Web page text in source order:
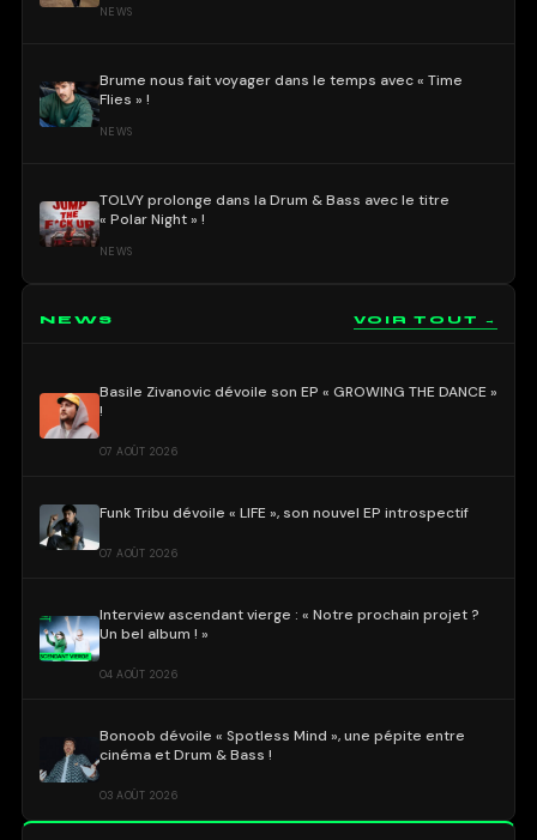
NEWS
Brume nous fait voyager dans le temps avec « Time
Flies » !
NEWS
TOLVY prolonge dans la Drum & Bass avec le titre
« Polar Night » !
NEWS
NEWS VOIR TOUT →
Basile Zivanovic dévoile son EP « GROWING THE DANCE »
!
07 AOÛT 2026
Funk Tribu dévoile « LIFE », son nouvel EP introspectif
07 AOÛT 2026
Interview ascendant vierge : « Notre prochain projet ?
Un bel album ! »
04 AOÛT 2026
Bonoob dévoile « Spotless Mind », une pépite entre
cinéma et Drum & Bass !
03 AOÛT 2026